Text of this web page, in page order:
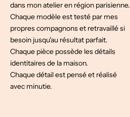
dans mon atelier en région parisienne.
Chaque modèle est testé par mes
propres compagnons et retravaillé si
besoin jusqu'au résultat parfait.
Chaque pièce possède les détails
identitaires de la maison.
Chaque détail est pensé et réalisé
avec minutie.